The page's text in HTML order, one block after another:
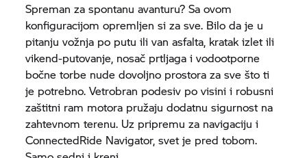
Spreman za spontanu avanturu? Sa ovom
konfiguracijom opremljen si za sve. Bilo da je u
pitanju vožnja po putu ili van asfalta, kratak izlet ili
vikend-putovanje, nosač prtljaga i vodootporne
bočne torbe nude dovoljno prostora za sve što ti
je potrebno. Vetrobran podesiv po visini i robusni
zaštitni ram motora pružaju dodatnu sigurnost na
zahtevnom terenu. Uz pripremu za navigaciju i
ConnectedRide Navigator, svet je pred tobom.